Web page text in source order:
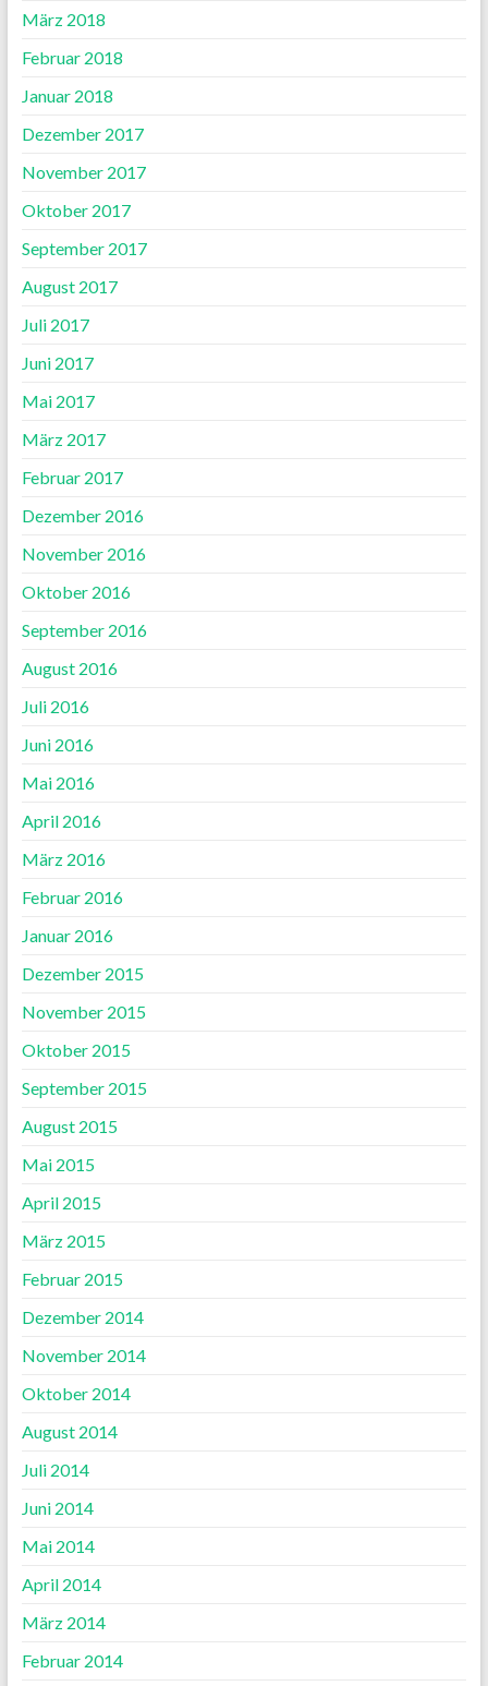
März 2018
Februar 2018
Januar 2018
Dezember 2017
November 2017
Oktober 2017
September 2017
August 2017
Juli 2017
Juni 2017
Mai 2017
März 2017
Februar 2017
Dezember 2016
November 2016
Oktober 2016
September 2016
August 2016
Juli 2016
Juni 2016
Mai 2016
April 2016
März 2016
Februar 2016
Januar 2016
Dezember 2015
November 2015
Oktober 2015
September 2015
August 2015
Mai 2015
April 2015
März 2015
Februar 2015
Dezember 2014
November 2014
Oktober 2014
August 2014
Juli 2014
Juni 2014
Mai 2014
April 2014
März 2014
Februar 2014